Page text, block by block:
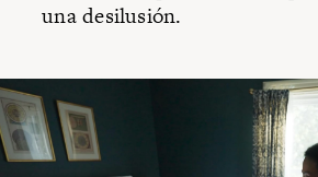
una desilusión.